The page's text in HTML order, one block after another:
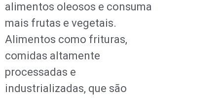
alimentos oleosos e consuma
mais frutas e vegetais.
Alimentos como frituras,
comidas altamente
processadas e
industrializadas, que são